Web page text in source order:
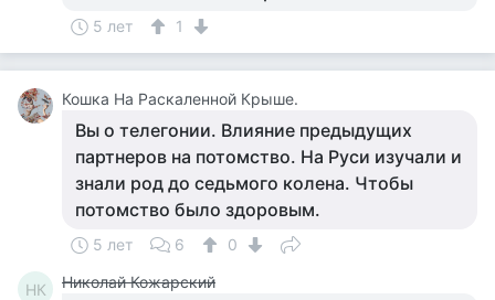
5 лет 1
Кошка На Раскаленной Крыше.
Вы о телегонии. Влияние предыдущих
партнеров на потомство. На Руси изучали и
знали род до седьмого колена. Чтобы
потомство было здоровым.
5 лет 6 0
НК Николай Кожарский